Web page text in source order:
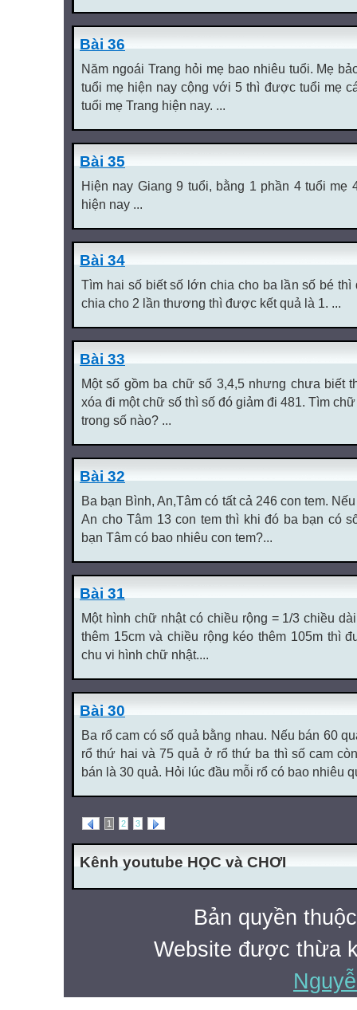
Bài 36
Năm ngoái Trang hỏi mẹ bao nhiêu tuổi. Mẹ
tuổi mẹ hiện nay cộng với 5 thì được tuổi mẹ
tuổi mẹ Trang hiện nay. ...
Bài 35
Hiện nay Giang 9 tuổi, bằng 1 phần 4 tuổi mẹ
hiện nay ...
Bài 34
Tìm hai số biết số lớn chia cho ba lần số bé
chia cho 2 lần thương thì được kết quả là 1. ...
Bài 33
Một số gồm ba chữ số 3,4,5 nhưng chưa biết
xóa đi một chữ số thì số đó giảm đi 481. Tìm
trong số nào? ...
Bài 32
Ba bạn Bình, An,Tâm có tất cả 246 con tem.
An cho Tâm 13 con tem thì khi đó ba bạn có
bạn Tâm có bao nhiêu con tem?...
Bài 31
Một hình chữ nhật có chiều rộng = 1/3 chiều
thêm 15cm và chiều rộng kéo thêm 105m thì
chu vi hình chữ nhật....
Bài 30
Ba rổ cam có số quả bằng nhau. Nếu bán 60
rổ thứ hai và 75 quả ở rổ thứ ba thì số cam
bán là 30 quả. Hỏi lúc đầu mỗi rổ có bao nhiêu
1 2 3
Kênh youtube HỌC và CHƠI
Bản quyền
Website được thừa